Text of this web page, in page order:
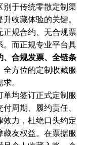
别于传统零散定制渠
收藏体验的关键。
规合约、无合规票
而正规专业平台具
、合规发票、全链条
方位的定制收藏服
。
均签订正式定制服
周期、履约责任、
力，杜绝口头约定
友权益。在票据服